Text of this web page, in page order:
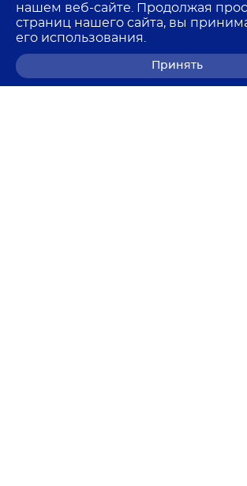
нашем веб-сайте. Продолжая
страниц нашего сайта, вы
его использования.
Принять